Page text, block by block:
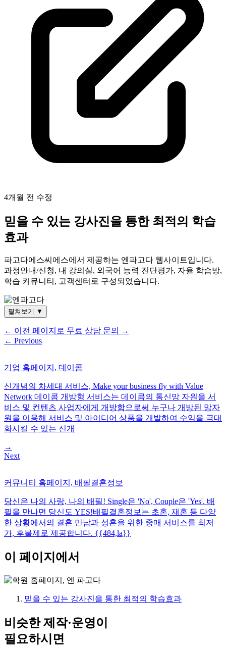
4개월 전 수정
믿을 수 있는 강사진을 통한 최적의 학습
효과
파고다에스씨에스에서 제공하는 엔파고다 웹사이트입니다.
과정안내/신청, 내 강의실, 외국어 능력 진단평가, 자율 학습방,
학습 커뮤니티, 고객센터로 구성되었습니다.
펼쳐보기 ▼
← 이전 페이지로 무료 상담 문의
→
← Previous
기업 홈페이지, 데이콤
신개념의 차세대 서비스, Make your business fly with Value
Network 데이콤 개방형 서비스는 데이콤의 통신망 자원을 서
비스 및 컨텐츠 사업자에게 개방함으로써 누구나 개방된 망자
원을 이용해 서비스 및 아이디어 상품을 개발하여 수익을 극대
화시킬 수 있는 신개
→
Next
커뮤니티 홈페이지, 배필결혼정보
당신은 나의 사랑, 나의 배필! Single은 'No', Couple은 'Yes'. 배
필을 만나면 당신도 YES!배필결혼정보는 초혼, 재혼 등 다양
한 상황에서의 결혼 만남과 성혼을 위한 중매 서비스를 최저
가, 후불제로 제공합니다. {{484,la}}
이 페이지에서
믿을 수 있는 강사진을 통한 최적의 학습효과
비슷한 제작·운영이
필요하시면